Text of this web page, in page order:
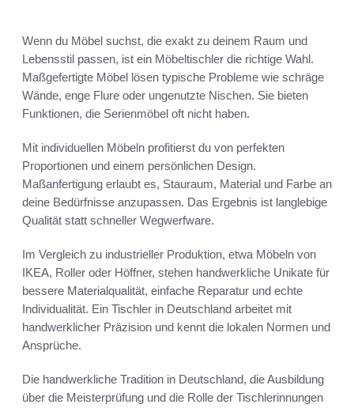
Wenn du Möbel suchst, die exakt zu deinem Raum und
Lebensstil passen, ist ein Möbeltischler die richtige Wahl.
Maßgefertigte Möbel lösen typische Probleme wie schräge
Wände, enge Flure oder ungenutzte Nischen. Sie bieten
Funktionen, die Serienmöbel oft nicht haben.
Mit individuellen Möbeln profitierst du von perfekten
Proportionen und einem persönlichen Design.
Maßanfertigung erlaubt es, Stauraum, Material und Farbe an
deine Bedürfnisse anzupassen. Das Ergebnis ist langlebige
Qualität statt schneller Wegwerfware.
Im Vergleich zu industrieller Produktion, etwa Möbeln von
IKEA, Roller oder Höffner, stehen handwerkliche Unikate für
bessere Materialqualität, einfache Reparatur und echte
Individualität. Ein Tischler in Deutschland arbeitet mit
handwerklicher Präzision und kennt die lokalen Normen und
Ansprüche.
Die handwerkliche Tradition in Deutschland, die Ausbildung
über die Meisterprüfung und die Rolle der Tischlerinnungen